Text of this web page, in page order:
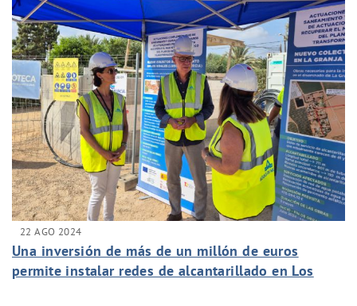
22 AGO 2024
Una inversión de más de un millón de euros
permite instalar redes de alcantarillado en Los